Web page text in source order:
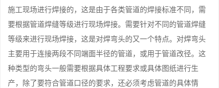
施工现场进行焊接的，这是由于各类管道的焊接标准不同，需
要根据管道焊缝等级进行现场焊接。需要针对不同的管道焊缝
等级来进行现场焊接，这是对焊弯头的又一个特点。对焊弯头
主要用于连接两段不同端面半径的管道，或用于管道改径。这
种类型的弯头一般需要根据具体工程要求或具体图纸进行生
产，除了要符合管道口径的要求，还必须考虑管道的具体情